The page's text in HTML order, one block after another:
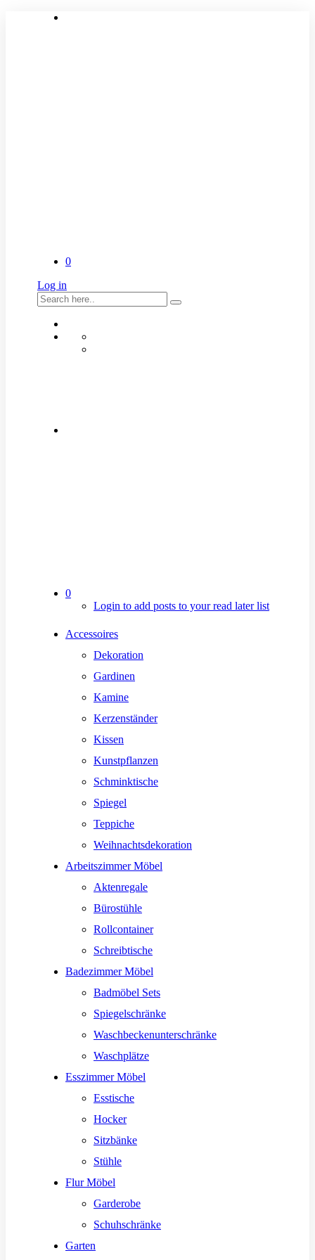
0
Log in
0
Login to add posts to your read later list
Accessoires
Dekoration
Gardinen
Kamine
Kerzenständer
Kissen
Kunstpflanzen
Schminktische
Spiegel
Teppiche
Weihnachtsdekoration
Arbeitszimmer Möbel
Aktenregale
Bürostühle
Rollcontainer
Schreibtische
Badezimmer Möbel
Badmöbel Sets
Spiegelschränke
Waschbeckenunterschränke
Waschplätze
Esszimmer Möbel
Esstische
Hocker
Sitzbänke
Stühle
Flur Möbel
Garderobe
Schuhschränke
Garten